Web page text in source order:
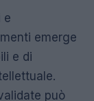
e
emerge
e di
può